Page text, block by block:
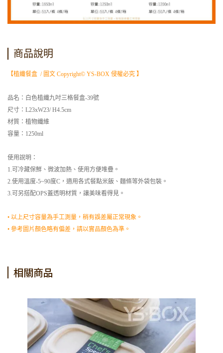
商品說明
【植纖餐盒 / 圖文 Copyright© YS-BOX 侵權必究 】
品名：白色植纖九吋三格餐盒-39號
尺寸：L23xW23/ H4.5cm
材質：植物纖維
容量：1250ml
使用說明：
1.可冷藏保鮮、微波加熱、使用方便堆疊。
2.使用溫度-5~90度C，適用各式餐點米飯、麵條等外袋包裝。
3.可另搭配OPS蓋透明材質，讓美味看得見。
• 以上尺寸容量為手工測量，稍有誤差屬正常現象。
• 參考圖片顏色略有偏差，請以實品顏色為準。
相關商品